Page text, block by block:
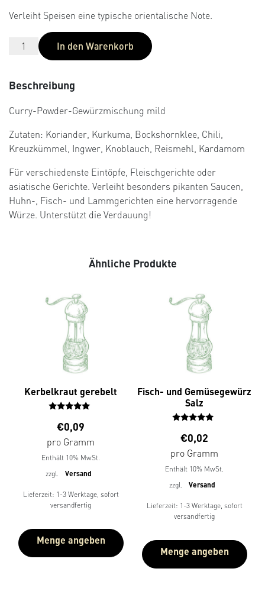
Verleiht Speisen eine typische orientalische Note.
In den Warenkorb
Beschreibung
Curry-Powder-Gewürzmischung mild
Zutaten: Koriander, Kurkuma, Bockshornklee, Chili,
Kreuzkümmel, Ingwer, Knoblauch, Reismehl, Kardamom
Für verschiedenste Eintöpfe, Fleischgerichte oder
asiatische Gerichte. Verleiht besonders pikanten Saucen,
Huhn-, Fisch- und Lammgerichten eine hervorragende
Würze. Unterstützt die Verdauung!
Ähnliche Produkte
Kerbelkraut gerebelt
Bewertet
mit
5.00
von 5
€0,09
pro Gramm
Enthält 10% MwSt.
zzgl.
Versand
Lieferzeit: 1-3 Werktage, sofort
versandfertig
Menge angeben
Fisch- und Gemüsegewürz
Salz
Bewertet
mit
5.00
von 5
€0,02
pro Gramm
Enthält 10% MwSt.
zzgl.
Versand
Lieferzeit: 1-3 Werktage, sofort
versandfertig
Menge angeben